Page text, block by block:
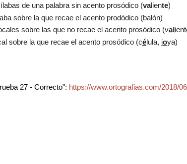
de una palabra sin acento prosódico (valiente)
sobre la que recae el acento prodódico (balón)
sobre las que no recae el acento prosódico (valient
sobre la que recae el acento prosódico (célula, joya)
27 - Correcto": https://www.ortografias.com/2018/